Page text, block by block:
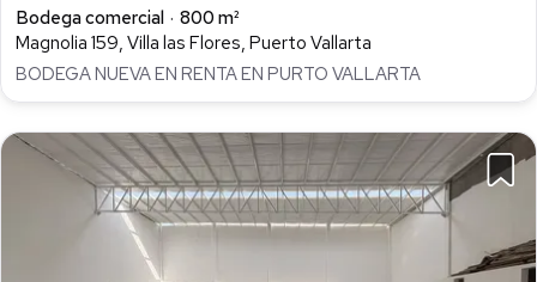
Bodega comercial
800 m²
Magnolia 159, Villa las Flores, Puerto Vallarta
BODEGA NUEVA EN RENTA EN PURTO VALLARTA